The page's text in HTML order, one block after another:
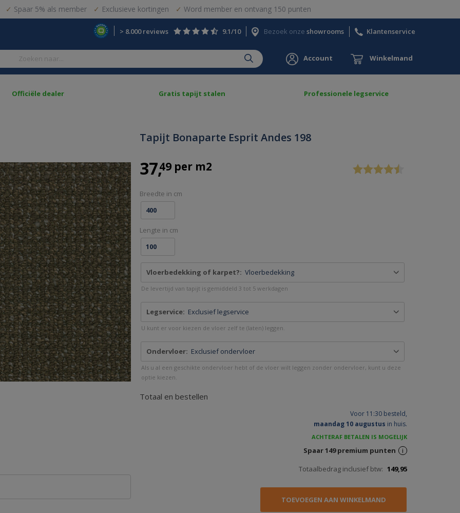
Spaar 5% als member Exclusieve kortingen Word member en ontvang 150 punten
> 8.000 reviews 9.1/10 Bezoek onze showrooms Klantenservice
Account Winkelmand
Officiële dealer Gratis tapijt stalen Professionele legservice
Tapijt Bonaparte Esprit Andes 198
3749 per m2
Breedte in cm
Lengte in cm
Vloerbedekking of karpet?: Vloerbedekking
De levertijd van tapijt is gemiddeld 3 tot 5 werkdagen
Legservice: Exclusief legservice
U kunt er voor kiezen de vloer zelf te (laten) leggen.
Ondervloer: Exclusief ondervloer
Als u al een geschikte ondervloer hebt of de vloer wilt leggen zonder ondervloer, kunt u deze
optie kiezen.
Totaal en bestellen
Voor 11:30 besteld,
maandag 10 augustus in huis.
ACHTERAF BETALEN IS MOGELIJK
Spaar149premium punten i
Totaalbedrag inclusief btw: 149,95